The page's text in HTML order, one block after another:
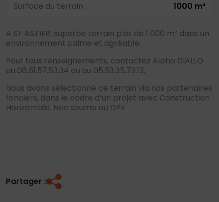
Surface du terrain
1000 m²
A ST ASTIER, superbe terrain plat de 1 000 m² dans un
environnement calme et agréable.
Pour tous renseignements, contactez Alpha DIALLO
au 06.61.57.53.34 ou au 05.53.35.73.13.
Nous avons sélectionné ce terrain via nos partenaires
fonciers, dans le cadre d’un projet avec Construction
Horizontale. Non soumis au DPE.
Partager :